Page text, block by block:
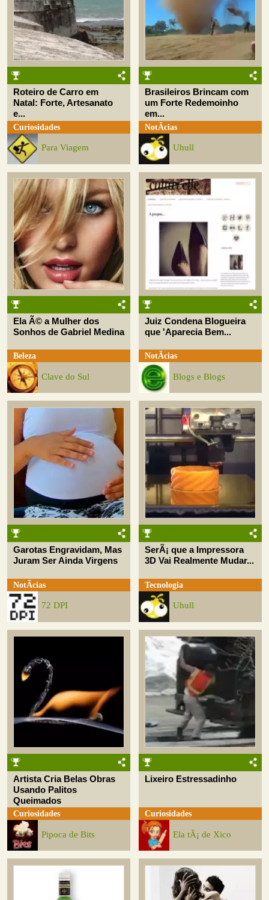
Roteiro de Carro em
Natal: Forte, Artesanato
e...
Curiosidades
Para Viagem
Brasileiros Brincam com
um Forte Redemoinho
em...
NotÃ­cias
Uhull
Ela Ã© a Mulher dos
Sonhos de Gabriel Medina
Beleza
Clave do Sul
Juiz Condena Blogueira
que 'Aparecia Bem...
NotÃ­cias
Blogs e Blogs
Garotas Engravidam, Mas
Juram Ser Ainda Virgens
NotÃ­cias
72 DPI
SerÃ¡ que a Impressora
3D Vai Realmente Mudar...
Tecnologia
Uhull
Artista Cria Belas Obras
Usando Palitos
Queimados
Curiosidades
Pipoca de Bits
Lixeiro Estressadinho
Curiosidades
Ela tÃ¡ de Xico